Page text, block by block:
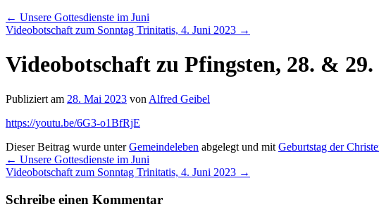
← Unsere Gottesdienste im Juni
Videobotschaft zum Sonntag Trinitatis, 4. Juni 2023 →
Videobotschaft zu Pfingsten, 28. &
Publiziert am 28. Mai 2023 von Alfred Geibel
https://youtu.be/6G3-o1BfRjE
Dieser Beitrag wurde unterGemeindeleben abgelegt und mit Geburtstag der
← Unsere Gottesdienste im Juni
Videobotschaft zum Sonntag Trinitatis, 4. Juni 2023 →
Schreibe einen Kommentar